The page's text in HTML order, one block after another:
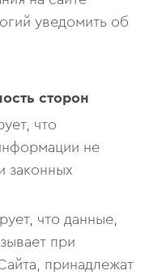
уведомить об
сторон
что
не
законных
что данные,
при
принадлежат